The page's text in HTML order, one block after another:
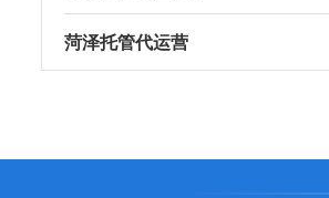
菏泽托管代运营